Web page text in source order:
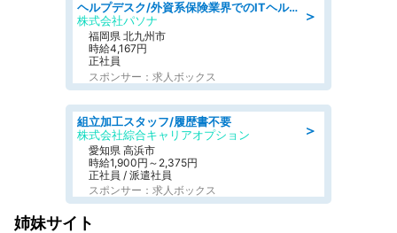
＞
ヘルプデスク/外資系保険業界でのITヘルプデスク業務/駅近/即日勤務可/ヘルプデスク
株式会社パソナ
福岡県 北九州市
時給4,167円
正社員
スポンサー：求人ボックス
＞
組立加工スタッフ/履歴書不要
株式会社綜合キャリアオプション
愛知県 高浜市
時給1,900円～2,375円
正社員 / 派遣社員
スポンサー：求人ボックス
姉妹サイト